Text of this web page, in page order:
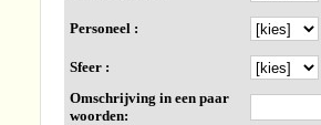
Personeel :
Sfeer :
Omschrijving in een paar
woorden: